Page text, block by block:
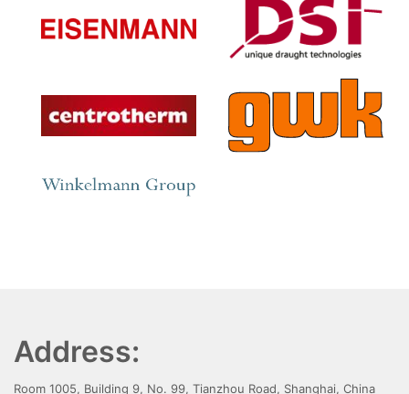
Address:
Room 1005, Building 9, No. 99, Tianzhou Road, Shanghai, China